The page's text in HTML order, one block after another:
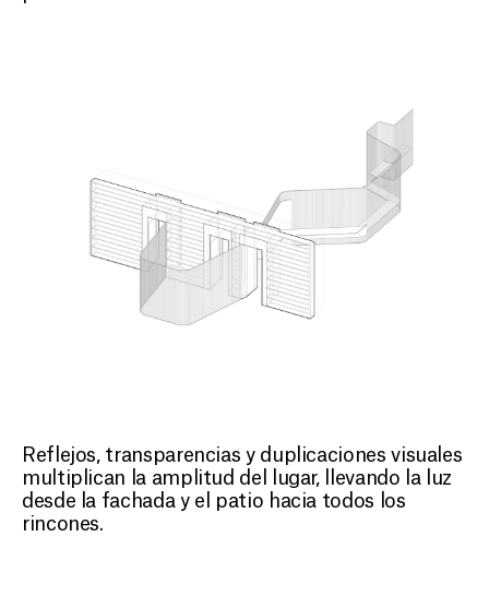
Reflejos, transparencias y duplicaciones visuales
multiplican la amplitud del lugar, llevando la luz
desde la fachada y el patio hacia todos los
rincones.